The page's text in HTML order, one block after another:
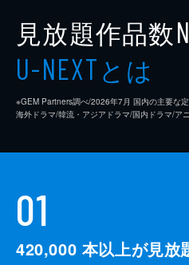
見放題作品数
U-NEXTとは
※GEM Partners調べ/2026年7⽉ 国内の主要な
海外ドラマ/韓流・アジアドラマ/国内ドラマ/ア
01
420,000 本以上が見放